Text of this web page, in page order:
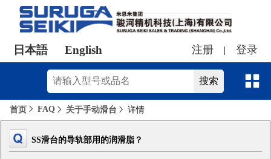
日本語 English 注册 登录
首页 FAQ 关于手动滑台 详情
SS滑台的导轨部用的润滑脂？